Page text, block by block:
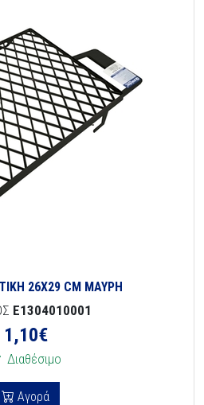
26Χ29 CM ΜΑΥΡΗ
E1304010001
1,10€
Διαθέσιμο
Αγορά